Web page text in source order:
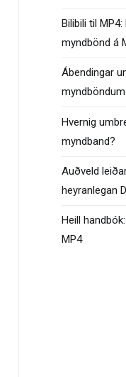
Bilibili til
myndbönd á
Ábendingar
Hvernig
myndband?
Auðveld
heyranlegan
Heill
MP4